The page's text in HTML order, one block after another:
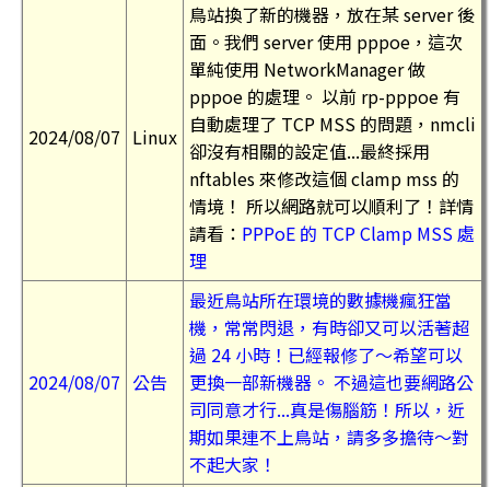
2024/08/07 Linux
鳥站換了新的機器，放在某 server 後
面。我們 server 使用 pppoe，這次
單純使用 NetworkManager 做
pppoe 的處理。 以前 rp-pppoe 有
自動處理了 TCP MSS 的問題，nmcli
卻沒有相關的設定值...最終採用
nftables 來修改這個 clamp mss 的
情境！ 所以網路就可以順利了！詳情
請看： PPPoE 的 TCP Clamp MSS 處
理
2024/08/07 公告
最近鳥站所在環境的數據機瘋狂當
機，常常閃退，有時卻又可以活著超
過 24 小時！已經報修了～希望可以
更換一部新機器。 不過這也要網路公
司同意才行...真是傷腦筋！所以，近
期如果連不上鳥站，請多多擔待～對
不起大家！